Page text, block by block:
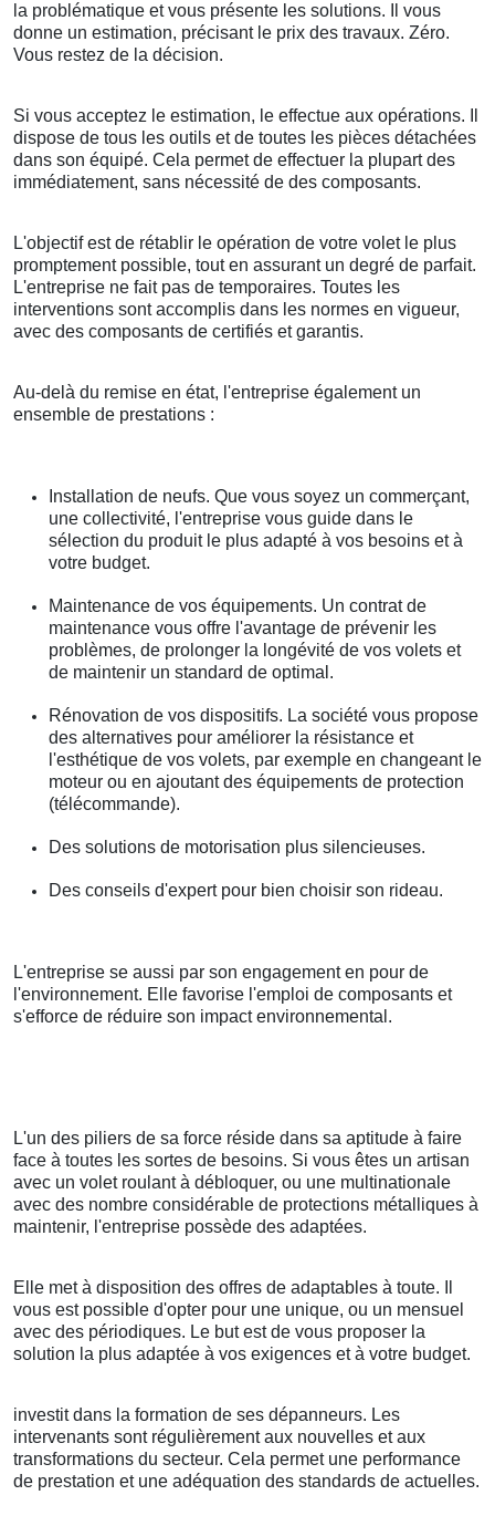
la problématique et vous présente les solutions. Il vous
donne un estimation, précisant le prix des travaux. Zéro.
Vous restez de la décision.
Si vous acceptez le estimation, le effectue aux opérations. Il
dispose de tous les outils et de toutes les pièces détachées
dans son équipé. Cela permet de effectuer la plupart des
immédiatement, sans nécessité de des composants.
L'objectif est de rétablir le opération de votre volet le plus
promptement possible, tout en assurant un degré de parfait.
L'entreprise ne fait pas de temporaires. Toutes les
interventions sont accomplis dans les normes en vigueur,
avec des composants de certifiés et garantis.
Au-delà du remise en état, l'entreprise également un
ensemble de prestations :
Installation de neufs. Que vous soyez un commerçant,
une collectivité, l'entreprise vous guide dans le
sélection du produit le plus adapté à vos besoins et à
votre budget.
Maintenance de vos équipements. Un contrat de
maintenance vous offre l'avantage de prévenir les
problèmes, de prolonger la longévité de vos volets et
de maintenir un standard de optimal.
Rénovation de vos dispositifs. La société vous propose
des alternatives pour améliorer la résistance et
l'esthétique de vos volets, par exemple en changeant le
moteur ou en ajoutant des équipements de protection
(télécommande).
Des solutions de motorisation plus silencieuses.
Des conseils d'expert pour bien choisir son rideau.
L'entreprise se aussi par son engagement en pour de
l'environnement. Elle favorise l'emploi de composants et
s'efforce de réduire son impact environnemental.
L'un des piliers de sa force réside dans sa aptitude à faire
face à toutes les sortes de besoins. Si vous êtes un artisan
avec un volet roulant à débloquer, ou une multinationale
avec des nombre considérable de protections métalliques à
maintenir, l'entreprise possède des adaptées.
Elle met à disposition des offres de adaptables à toute. Il
vous est possible d'opter pour une unique, ou un mensuel
avec des périodiques. Le but est de vous proposer la
solution la plus adaptée à vos exigences et à votre budget.
investit dans la formation de ses dépanneurs. Les
intervenants sont régulièrement aux nouvelles et aux
transformations du secteur. Cela permet une performance
de prestation et une adéquation des standards de actuelles.